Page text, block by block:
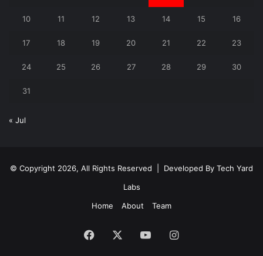
10 11 12 13 14 15 16
17 18 19 20 21 22 23
24 25 26 27 28 29 30
31
« Jul
© Copyright 2026, All Rights Reserved | Developed By Tech Yard
Labs
Home
About Team
Facebook YouTubeInstagram